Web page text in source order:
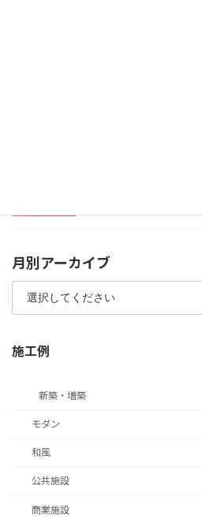
月別アーカイブ
施工例
新築・増築
モダン
和風
公共施設
商業施設